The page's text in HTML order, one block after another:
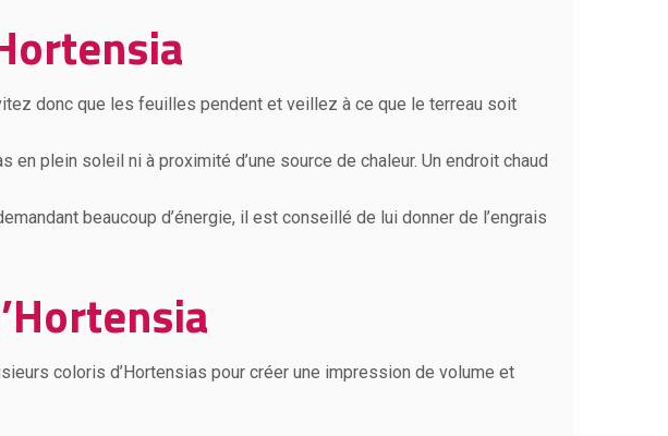
donc que les feuilles pendent et veillez à ce que le terreau soit
en plein soleil ni à proximité d’une source de chaleur. Un endroit chaud
beaucoup d’énergie, il est conseillé de lui donner de l’engrais
coloris d’Hortensias pour créer une impression de volume et